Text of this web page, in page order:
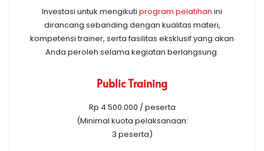
Investasi untuk mengikuti program pelatihan ini
dirancang sebanding dengan kualitas materi,
kompetensi trainer, serta fasilitas eksklusif yang akan
Anda peroleh selama kegiatan berlangsung.
Public Training
Rp 4.500.000 / peserta
(Minimal kuota pelaksanaan:
3 peserta)